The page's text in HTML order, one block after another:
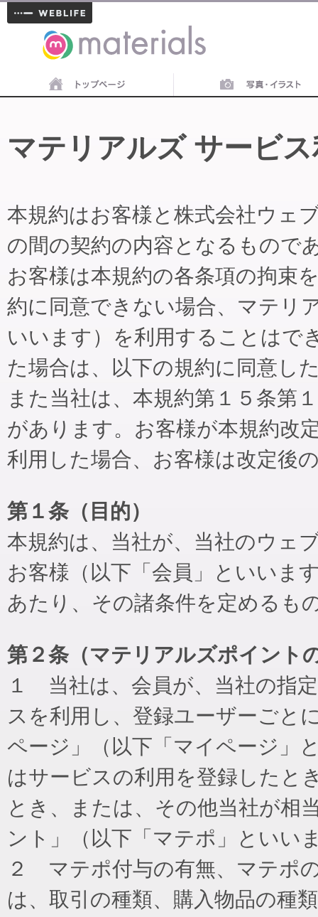
materials
マテリアルズ サービ
本規約はお客様と株式会社ウェ
の間の契約の内容となるもので
お客様は本規約の各条項の拘束
約に同意できない場合、マテリ
いいます）を利用することはで
た場合は、以下の規約に同意し
また当社は、本規約第１５条第
があります。お客様が本規約改
利用した場合、お客様は改定後
第１条（目的）
本規約は、当社が、当社のウェ
お客様（以下「会員」といいま
あたり、その諸条件を定めるも
第２条（マテリアルズポイント
１ 当社は、会員が、当社の指
スを利用し、登録ユーザーごと
ページ」（以下「マイページ」
はサービスの利用を登録したと
とき、または、その他当社が相
ント」（以下「マテポ」といい
２ マテポ付与の有無、マテポ
は、取引の種類、購入物品の種